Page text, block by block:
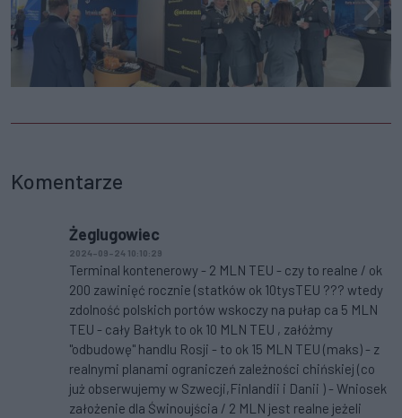
Komentarze
Żeglugowiec
2024-09-24 10:10:29
Terminal kontenerowy - 2 MLN TEU - czy to realne / ok
200 zawinięć rocznie (statków ok 10tysTEU ??? wtedy
zdolność polskich portów wskoczy na pułap ca 5 MLN
TEU - cały Bałtyk to ok 10 MLN TEU , załóżmy
"odbudowę" handlu Rosji - to ok 15 MLN TEU (maks) - z
realnymi planami ograniczeń zależności chińskiej (co
już obserwujemy w Szwecji,Finlandii i Danii ) - Wniosek
założenie dla Świnoujścia / 2 MLN jest realne jeżeli